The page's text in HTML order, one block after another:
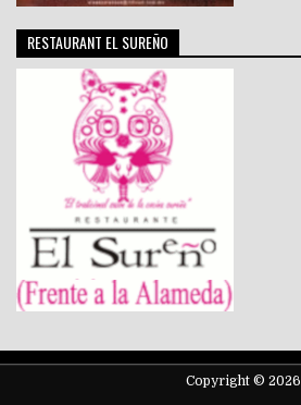
RESTAURANT EL SUREÑO
Copyright © 2026